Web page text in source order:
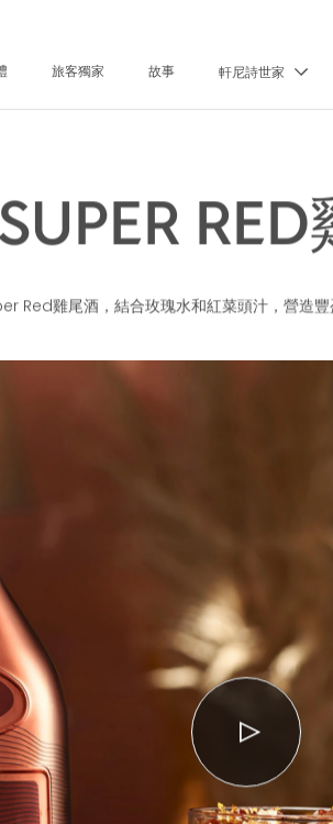
旅客獨家 故事 軒尼詩世家
Red雞尾酒，結合玫瑰水和紅菜頭汁，營造豐